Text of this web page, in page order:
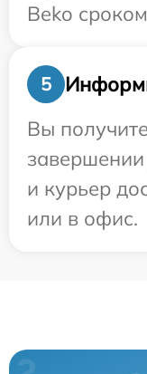
Beko
5
Вы
и курьер
или в офис.